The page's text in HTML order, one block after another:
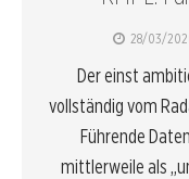
28/03/
Der einst
vollständig vom
Führende
mittlerweile als